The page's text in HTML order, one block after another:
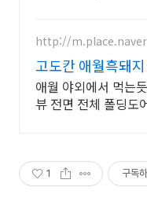
http://
고도칸 애월흑돼
다뷰
애월 야외에서 먹는
뷰 전면 전체 폴딩도
1 구독